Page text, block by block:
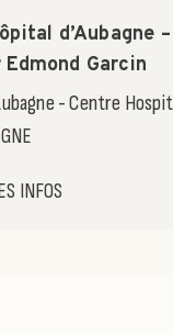
d’Aubagne
Garcin
- Centre
INFOS